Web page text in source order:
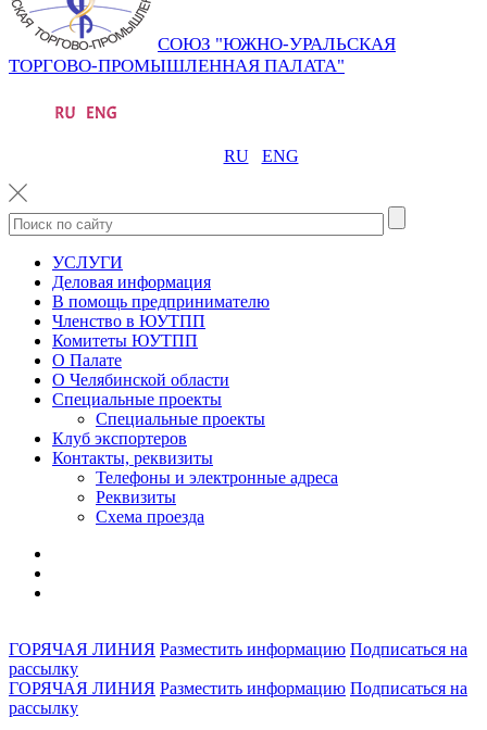
СОЮЗ "ЮЖНО-УРАЛЬСКАЯ
ТОРГОВО-ПРОМЫШЛЕННАЯ ПАЛАТА"
RU ENG
УСЛУГИ
Деловая информация
В помощь предпринимателю
Членство в ЮУТПП
Комитеты ЮУТПП
О Палате
О Челябинской области
Специальные проекты
Специальные проекты
Клуб экспортеров
Контакты, реквизиты
Телефоны и электронные адреса
Реквизиты
Схема проезда
ГОРЯЧАЯ ЛИНИЯ Разместить информацию Подписаться на
рассылку
ГОРЯЧАЯ ЛИНИЯ Разместить информацию Подписаться на
рассылку